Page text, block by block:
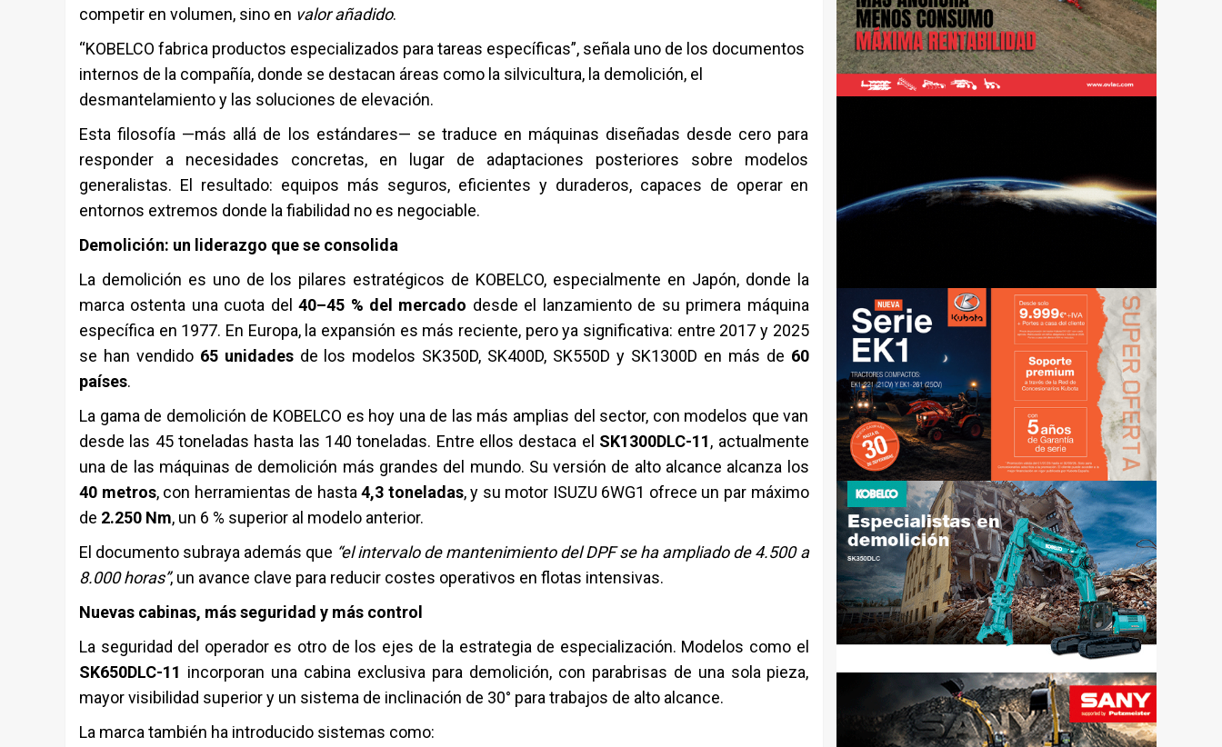
competir en volumen, sino en valor añadido.
“KOBELCO fabrica productos especializados para tareas específicas”, señala uno de los documentos
internos de la compañía, donde se destacan áreas como la silvicultura, la demolición, el
desmantelamiento y las soluciones de elevación.
Esta filosofía —más allá de los estándares— se traduce en máquinas diseñadas desde cero para
responder a necesidades concretas, en lugar de adaptaciones posteriores sobre modelos
generalistas. El resultado: equipos más seguros, eficientes y duraderos, capaces de operar en
entornos extremos donde la fiabilidad no es negociable.
Demolición: un liderazgo que se consolida
La demolición es uno de los pilares estratégicos de KOBELCO, especialmente en Japón, donde la
marca ostenta una cuota del40–45 % del mercado desde el lanzamiento de su primera máquina
específica en 1977. En Europa, la expansión es más reciente, pero ya significativa: entre 2017 y 2025
se han vendido 65 unidadesde los modelos SK350D, SK400D, SK550D y SK1300D en más de 60
países.
La gama de demolición de KOBELCO es hoy una de las más amplias del sector, con modelos que van
desde las 45 toneladas hasta las 140 toneladas. Entre ellos destaca el SK1300DLC-11, actualmente
una de las máquinas de demolición más grandes del mundo. Su versión de alto alcance alcanza los
40 metros, con herramientas de hasta4,3 toneladas, y su motor ISUZU 6WG1 ofrece un par máximo
de 2.250 Nm, un 6 % superior al modelo anterior.
El documento subraya además que “el intervalo de mantenimiento del DPF se ha ampliado de 4.500 a
8.000 horas”, un avance clave para reducir costes operativos en flotas intensivas.
Nuevas cabinas, más seguridad y más control
La seguridad del operador es otro de los ejes de la estrategia de especialización. Modelos como el
SK650DLC-11 incorporan una cabina exclusiva para demolición, con parabrisas de una sola pieza,
mayor visibilidad superior y un sistema de inclinación de 30° para trabajos de alto alcance.
La marca también ha introducido sistemas como: